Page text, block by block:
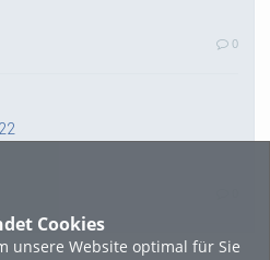
Cookies
unsere Website optimal für Sie
0